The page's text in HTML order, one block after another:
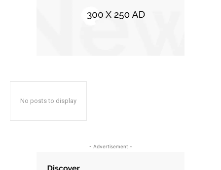
No posts to display
- Advertisement -